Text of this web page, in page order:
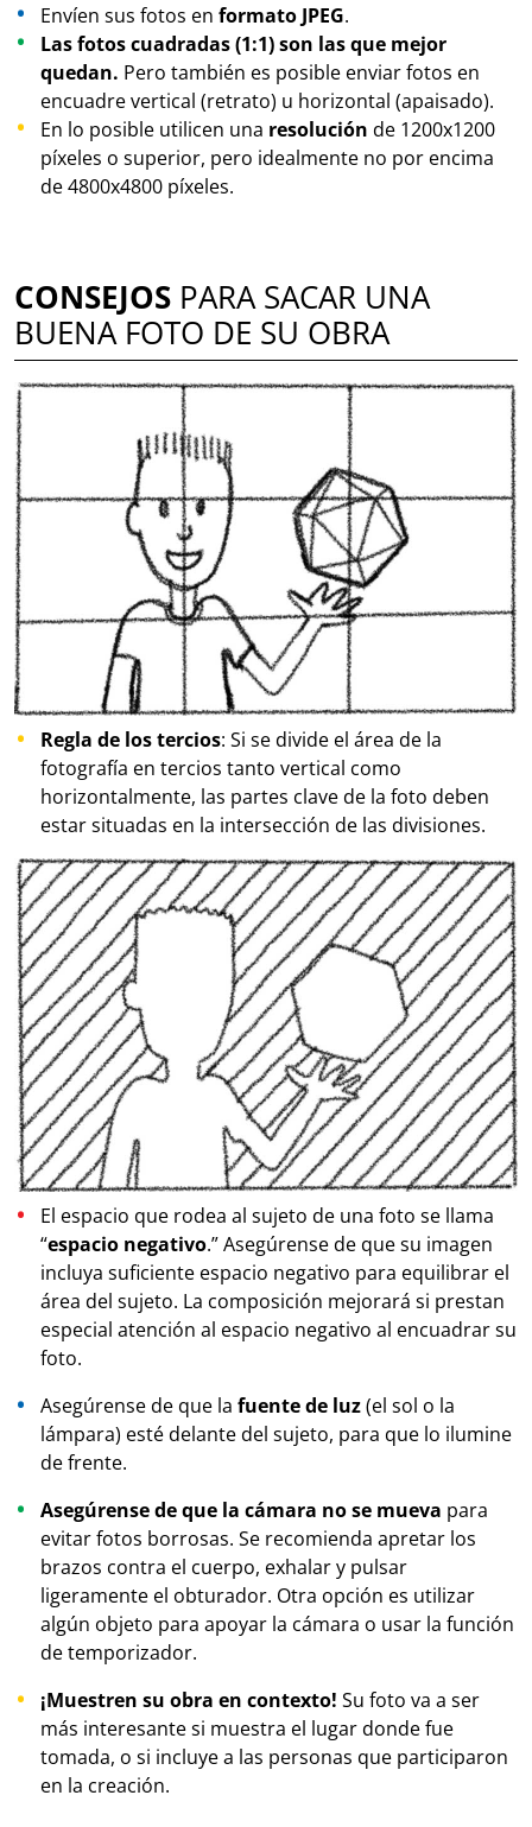
Envíen sus fotos enformato JPEG.
Las fotos cuadradas (1:1) son las que mejor
quedan. Pero también es posible enviar fotos en
encuadre vertical (retrato) u horizontal (apaisado).
En lo posible utilicen una resolución de 1200x1200
píxeles o superior, pero idealmente no por encima
de 4800x4800 píxeles.
CONSEJOS PARA SACAR UNA
BUENA FOTO DE SU OBRA
Regla de los tercios: Si se divide el área de la
fotografía en tercios tanto vertical como
horizontalmente, las partes clave de la foto deben
estar situadas en la intersección de las divisiones.
El espacio que rodea al sujeto de una foto se llama
“espacio negativo.” Asegúrense de que su imagen
incluya suficiente espacio negativo para equilibrar el
área del sujeto. La composición mejorará si prestan
especial atención al espacio negativo al encuadrar su
foto.
Asegúrense de que lafuente de luz(el sol o la
lámpara) esté delante del sujeto, para que lo ilumine
de frente.
Asegúrense de que la cámara no se mueva para
evitar fotos borrosas. Se recomienda apretar los
brazos contra el cuerpo, exhalar y pulsar
ligeramente el obturador. Otra opción es utilizar
algún objeto para apoyar la cámara o usar la función
de temporizador.
¡Muestren su obra en contexto! Su foto va a ser
más interesante si muestra el lugar donde fue
tomada, o si incluye a las personas que participaron
en la creación.